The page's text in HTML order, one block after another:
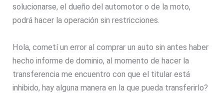
solucionarse, el dueño del automotor o de la moto,
podrá hacer la operación sin restricciones.
Hola, cometí un error al comprar un auto sin antes haber
hecho informe de dominio, al momento de hacer la
transferencia me encuentro con que el titular está
inhibido, hay alguna manera en la que pueda transferirlo?